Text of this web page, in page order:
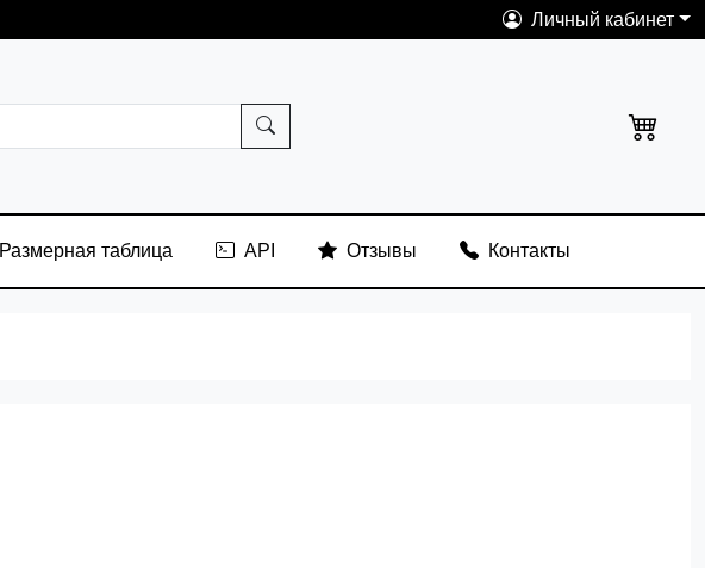
Личный кабинет
Размерная таблица API Отзывы Контакты